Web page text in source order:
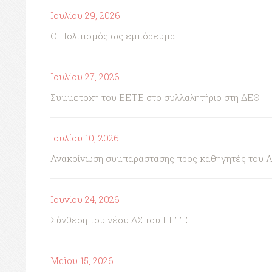
Ιουλίου 29, 2026
Ο Πολιτισμός ως εμπόρευμα
Ιουλίου 27, 2026
Συμμετοχή του ΕΕΤΕ στο συλλαλητήριο στη ΔΕΘ
Ιουλίου 10, 2026
Ανακοίνωση συμπαράστασης προς καθηγητές του
Ιουνίου 24, 2026
Σύνθεση του νέου ΔΣ του ΕΕΤΕ
Μαΐου 15, 2026